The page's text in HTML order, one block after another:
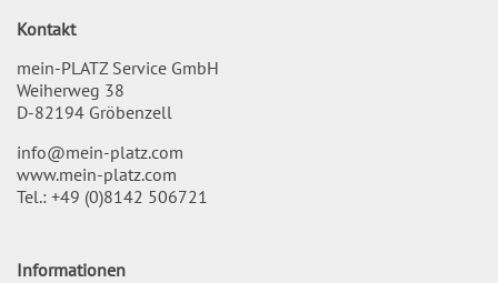
Kontakt
mein-PLATZ Service GmbH
Weiherweg 38
D-82194 Gröbenzell
info@mein-platz.com
www.mein-platz.com
Tel.: +49 (0)8142 506721
Informationen